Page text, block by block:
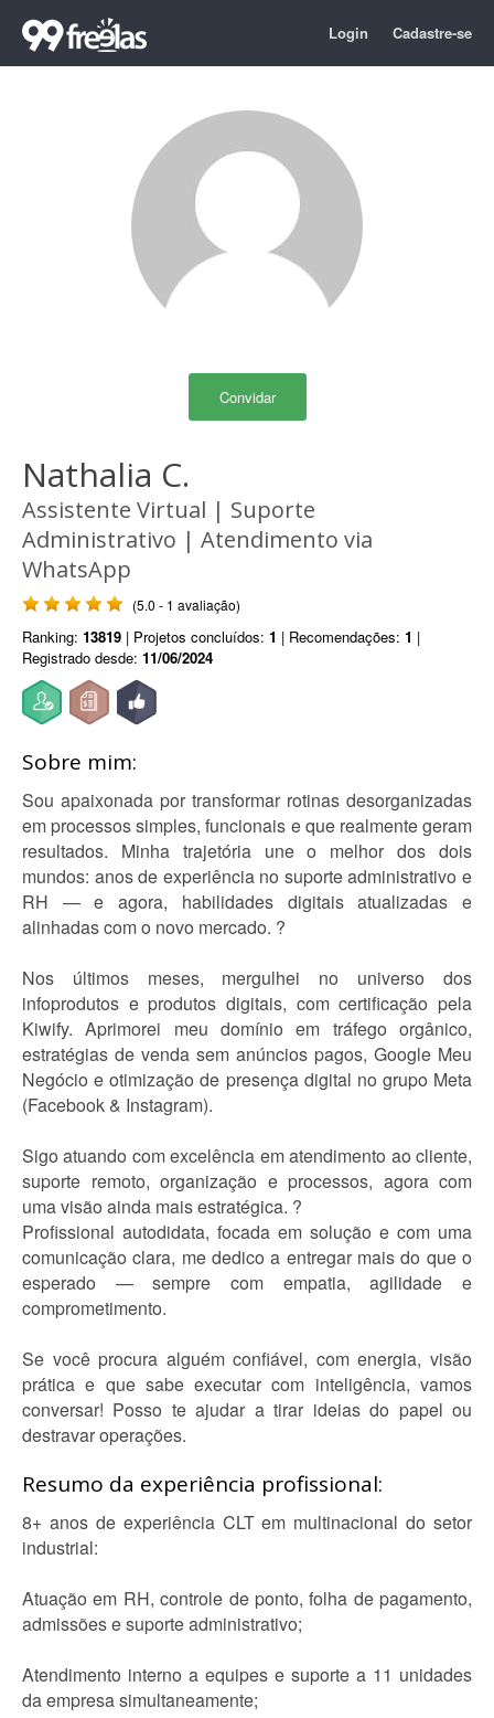
Login Cadastre-se
Convidar
Nathalia C.
Assistente Virtual | Suporte
Administrativo | Atendimento via
WhatsApp
(5.0 - 1 avaliação)
Ranking: 13819 | Projetos concluídos: 1 | Recomendações: 1 |
Registrado desde: 11/06/2024
Sobre mim:
Sou apaixonada por transformar rotinas desorganizadas
em processos simples, funcionais e que realmente geram
resultados. Minha trajetória une o melhor dos dois
mundos: anos de experiência no suporte administrativo e
RH — e agora, habilidades digitais atualizadas e
alinhadas com o novo mercado. ?
Nos últimos meses, mergulhei no universo dos
infoprodutos e produtos digitais, com certificação pela
Kiwify. Aprimorei meu domínio em tráfego orgânico,
estratégias de venda sem anúncios pagos, Google Meu
Negócio e otimização de presença digital no grupo Meta
(Facebook & Instagram).
Sigo atuando com excelência em atendimento ao cliente,
suporte remoto, organização e processos, agora com
uma visão ainda mais estratégica. ?
Profissional autodidata, focada em solução e com uma
comunicação clara, me dedico a entregar mais do que o
esperado — sempre com empatia, agilidade e
comprometimento.
Se você procura alguém confiável, com energia, visão
prática e que sabe executar com inteligência, vamos
conversar! Posso te ajudar a tirar ideias do papel ou
destravar operações.
Resumo da experiência profissional:
8+ anos de experiência CLT em multinacional do setor
industrial:
Atuação em RH, controle de ponto, folha de pagamento,
admissões e suporte administrativo;
Atendimento interno a equipes e suporte a 11 unidades
da empresa simultaneamente;